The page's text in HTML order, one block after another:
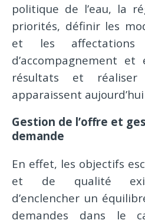
politique de l’eau, la
priorités, définir les
et les affectations
d’accompagnement
résultats et réaliser
apparaissent
Gestion de l’offre et
demande
En effet, les objectifs
et de qualité
d’enclencher un
demandes dans le